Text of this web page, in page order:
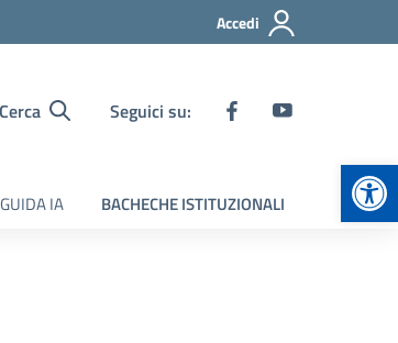
Accedi
Cerca Seguici su:
IA BACHECHE ISTITUZIONALI